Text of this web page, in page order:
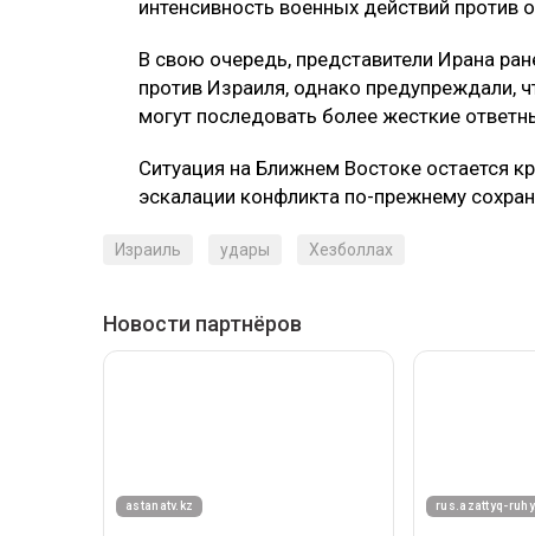
интенсивность военных действий против
В свою очередь, представители Ирана
против Израиля, однако предупреждали,
могут последовать более жесткие
Ситуация на Ближнем Востоке остается
эскалации конфликта по-прежнему
Израиль удары Хезболлах